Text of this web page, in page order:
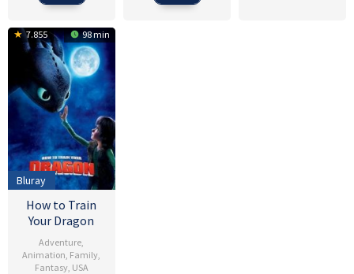
7.855 98 min
Bluray
How to Train
Your Dragon
Adventure
Animation Family
Fantasy, USA